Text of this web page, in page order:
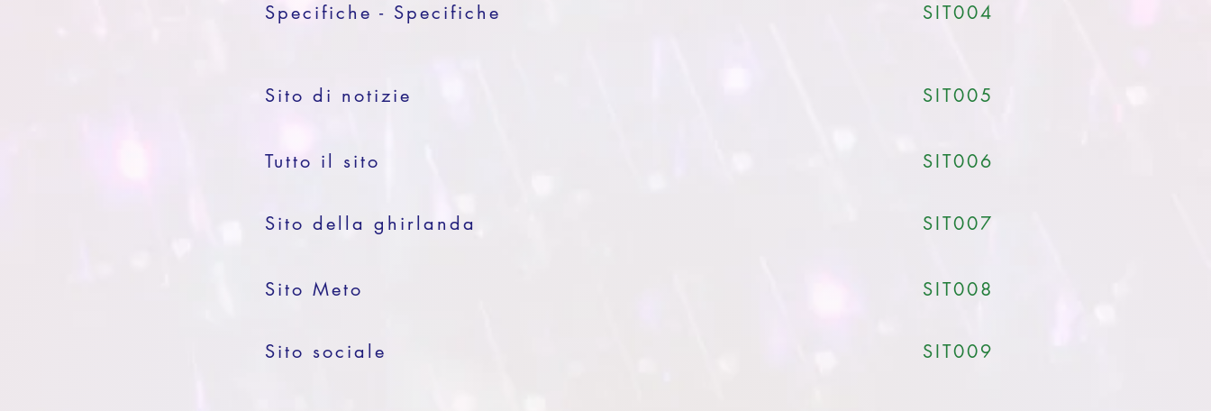
Specifiche - Specifiche
Sito di notizie
Tutto il sito
Sito della ghirlanda
Sito Meto
Sito sociale
SIT004
SIT005
SIT006
SIT007
SIT008
SIT009